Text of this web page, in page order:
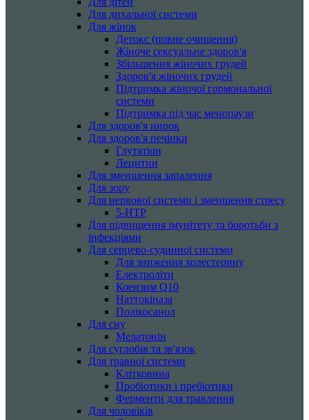
Для дихальної системи
Для жінок
Детокс (повне очищення)
Жіноче сексуальне здоров'я
Збільшення жіночих грудей
Здоров'я жіночих грудей
Підтримка жіночої гормональної
системи
Підтримка під час менопаузи
Для здоров'я нирок
Для здоров'я печінки
Глутатіон
Лецитин
Для зменшення запалення
Для зору
Для нервової системи і зменшення стресу
5-HTP
Для підвищення імунітету та боротьби з
інфекціями
Для серцево-судинної системи
Для зниження холестерину
Електроліти
Коензим Q10
Наттокіназа
Полікосанол
Для сну
Мелатонін
Для суглобів та зв'язок
Для травної системи
Клітковина
Пробіотики і пребіотики
Ферменти для травлення
Для чоловіків